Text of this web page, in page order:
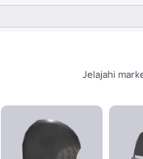
Jelajahi